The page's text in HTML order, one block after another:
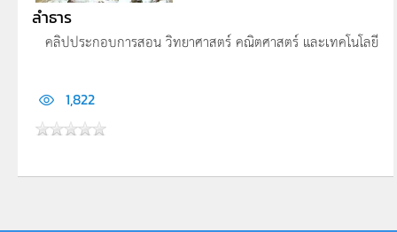
ลำธาร
คลิปประกอบการสอน วิทยาศาสตร์ คณิตศาสตร์ และเทคโนโลยี
1,822